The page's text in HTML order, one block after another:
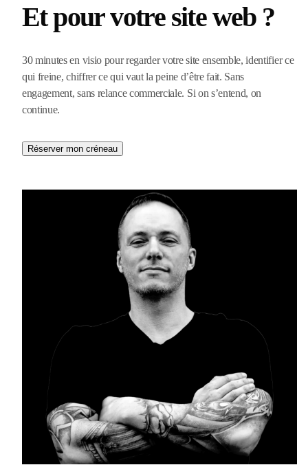
Et pour votre site web ?
30 minutes en visio pour regarder votre site ensemble, identifier ce
qui freine, chiffrer ce qui vaut la peine d’être fait. Sans
engagement, sans relance commerciale. Si on s’entend, on
continue.
Réserver mon créneau